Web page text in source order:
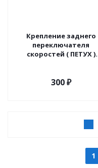
Крепление заднего
переключателя
скоростей ( ПЕТУХ )
300₽
1